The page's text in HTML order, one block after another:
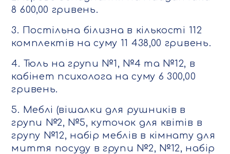
8 600,00 гривень.
3. Постільна білизна в кількості 112
комплектів на суму 11 438,00 гривень.
4. Тюль на групи №1, №4 та №12, в
кабінет психолога на суму 6 300,00
гривень.
5. Меблі (вішалки для рушників в
групи №2, №5, куточок для квітів в
групу №12, набір меблів в кімнату для
миття посуду в групи №2, №12, набір